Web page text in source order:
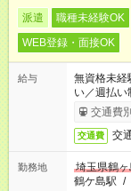
派遣 職種未経験OK
WEB登録・面接OK
給与
無資格未
い／週払い
完了次第
交通費
交通費 交
勤務地
埼玉県鶴
鶴ケ島駅 /